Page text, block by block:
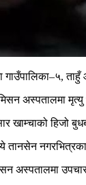
गाउँपालिका–५, ताहुँ
अस्पतालमा मृत्यु
खाम्चाको हिजो
उपचार